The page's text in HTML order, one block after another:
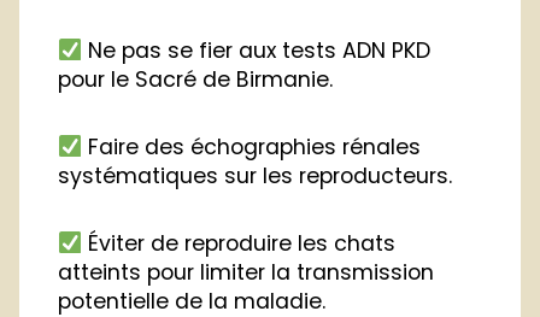
Ne pas se fier aux tests ADN PKD
pour le Sacré de Birmanie.
Faire des échographies rénales
systématiques sur les reproducteurs.
Éviter de reproduire les chats
atteints pour limiter la transmission
potentielle de la maladie.